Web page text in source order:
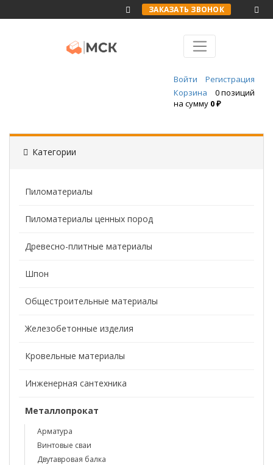
ЗАКАЗАТЬ ЗВОНОК
Войти
Регистрация
Корзина
0 позиций
на сумму 0 ₽
Категории
Пиломатериалы
Пиломатериалы ценных пород
Древесно-плитные материалы
Шпон
Общестроительные материалы
Железобетонные изделия
Кровельные материалы
Инженерная сантехника
Металлопрокат
Арматура
Винтовые сваи
Двутавровая балка